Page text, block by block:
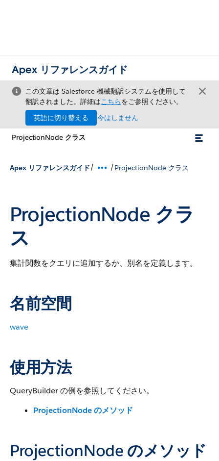
Apex リファレンスガイド
この文章は Salesforce 機械翻訳システムを使用して
翻訳されました。詳細はこちらをご参照ください。
英語に切り替える
今はしません
ProjectionNode クラス
Apex リファレンスガイド/ /ProjectionNode クラス
ProjectionNode クラ
ス
集計関数をクエリに追加するか、別名を定義します。
名前空間
wave
使用方法
QueryBuilder の例を参照してください。
ProjectionNode のメソッド
ProjectionNode のメソッド